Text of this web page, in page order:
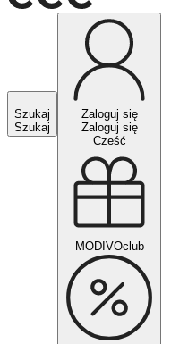
Szukaj
Szukaj
Zaloguj się
Zaloguj się
Cześć
MODIVOclub